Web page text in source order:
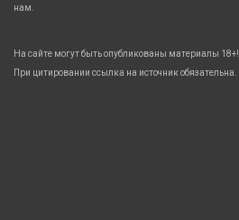
нам.
На сайте могут быть опубликованы материалы 18+!
При цитировании ссылка на источник обязательна.